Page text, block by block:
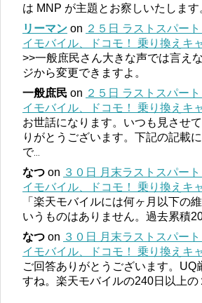
は MNP が主題とお察しいたしま
リーマン on ２５日 ラストスパー
イモバイル、ドコモ！ 乗り換えキ
>>一般庶民さん大きな声では言え
ジから変更できますよ。
一般庶民 on ２５日 ラストスパー
イモバイル、ドコモ！ 乗り換えキ
お世話になります。いつも見させ
りがとうございます。下記の記載
で...
なつ on ３０日 月末ラストスパー
イモバイル、ドコモ！ 乗り換えキ
「楽天モバイルには何ヶ月以下の
いうものはありません。過去累積
なつ on ３０日 月末ラストスパー
イモバイル、ドコモ！ 乗り換えキ
ご回答ありがとうございます。UQ
すね。楽天モバイルの240日以上